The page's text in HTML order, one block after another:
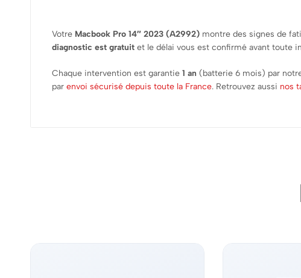
Votre Macbook Pro 14″ 2023 (A2992) montre des signes de
diagnostic est gratuit et le délai vous est confirmé avant toute
Chaque intervention est garantie 1 an (batterie 6 mois) par
par envoi sécurisé depuis toute la France. Retrouvez aussi nos